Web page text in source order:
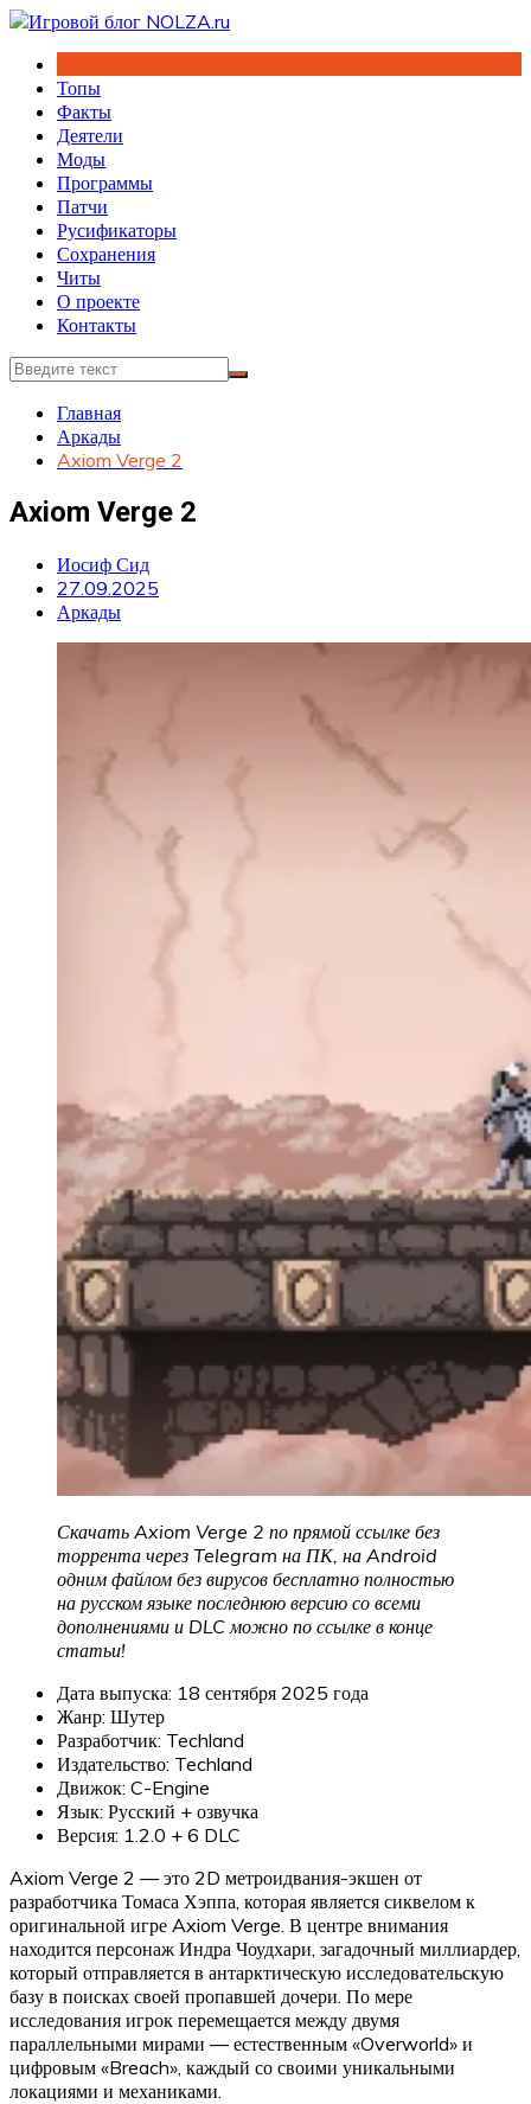
Перейти
содержимому
Топы
Факты
Деятели
Моды
Программы
Патчи
Русификаторы
Сохранения
Читы
О проекте
Контакты
Главная
Аркады
Axiom Verge 2
Axiom Verge 2
Иосиф Сид
27.09.2025
Аркады
Скачать Axiom Verge 2 по прямой ссылке без
торрента через Telegram на ПК, на Android
одним файлом без вирусов бесплатно полностью
на русском языке последнюю версию со всеми
дополнениями и DLC можно по ссылке в конце
статьи!
Дата выпуска: 18 сентября 2025 года
Жанр: Шутер
Разработчик: Techland
Издательство: Techland
Движок: C-Engine
Язык: Русский + озвучка
Версия: 1.2.0 + 6 DLC
Axiom Verge 2 — это 2D метроидвания-экшен от
разработчика Томаса Хэппа, которая является сиквелом к
оригинальной игре Axiom Verge. В центре внимания
находится персонаж Индра Чоудхари, загадочный миллиардер,
который отправляется в антарктическую исследовательскую
базу в поисках своей пропавшей дочери. По мере
исследования игрок перемещается между двумя
параллельными мирами — естественным «Overworld» и
цифровым «Breach», каждый со своими уникальными
локациями и механиками.